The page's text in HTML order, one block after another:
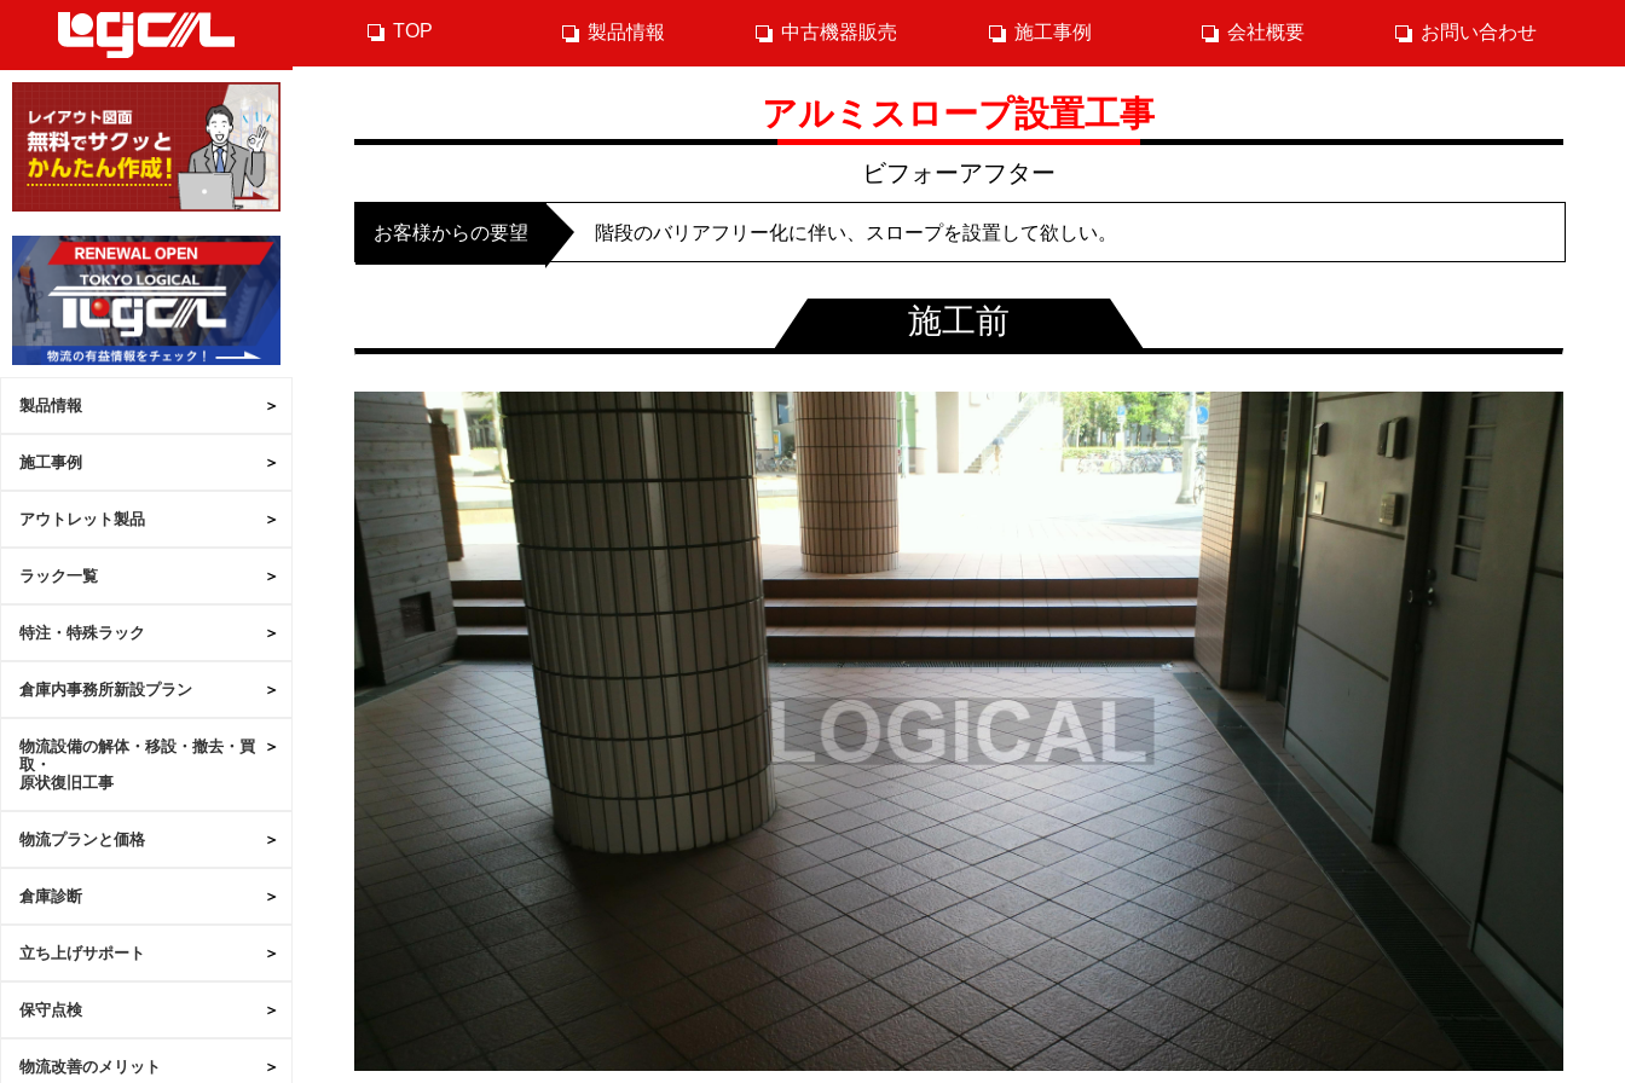
製品情報
施工事例
アウトレット製品
ラック一覧
特注・特殊ラック
倉庫内事務所新設プラン
物流設備の解体・移設・撤去・買
取・
原状復旧工事
物流プランと価格
倉庫診断
立ち上げサポート
保守点検
物流改善のメリット
TOP 製品情報 中古機器販売 施工事例 会社概要 お問い合わせ
アルミスロープ設置工事
ビフォーアフター
お客様からの要望 階段のバリアフリー化に伴い、スロープを設置して欲しい。
施工前